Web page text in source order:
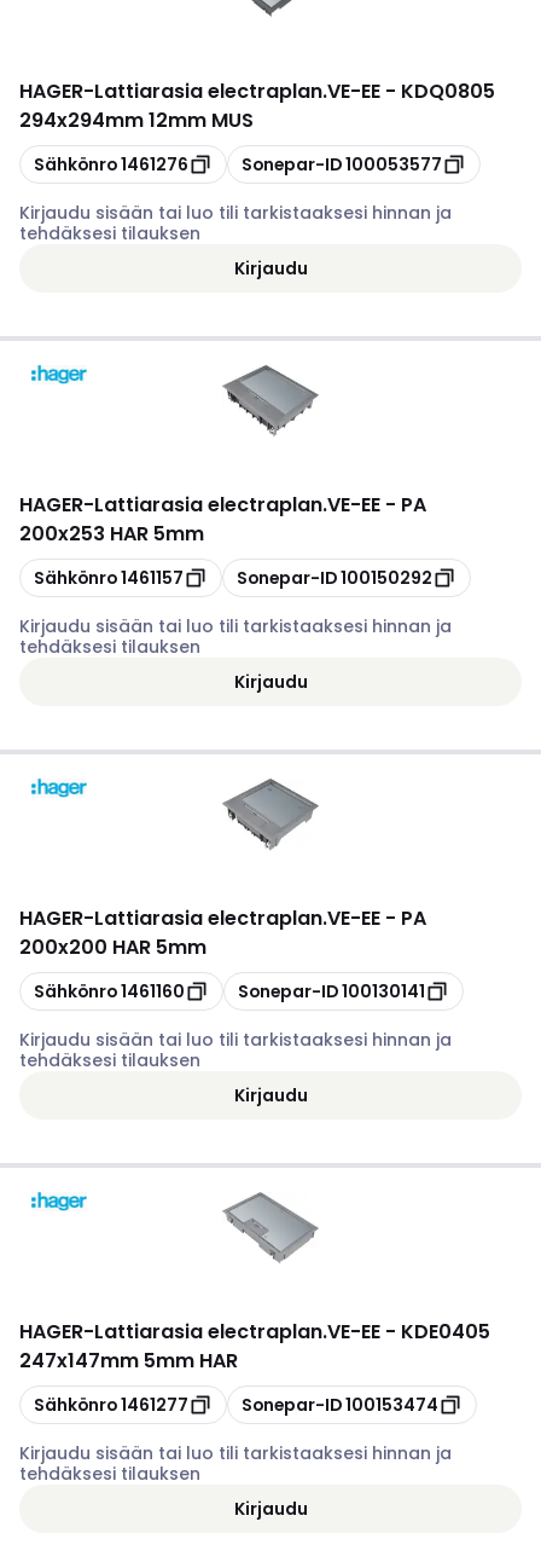
HAGER-Lattiarasia electraplan.VE-EE - KDQ0805
294x294mm 12mm MUS
Kopioi
Sähkönro1461276 Kopioi
Sonepar-ID100053577
Kirjaudu sisään tai luo tili tarkistaaksesi hinnan ja
tehdäksesi tilauksen
Kirjaudu
HAGER-Lattiarasia electraplan.VE-EE - PA
200x253 HAR 5mm
Kopioi
Sähkönro1461157 Kopioi
Sonepar-ID100150292
Kirjaudu sisään tai luo tili tarkistaaksesi hinnan ja
tehdäksesi tilauksen
Kirjaudu
HAGER-Lattiarasia electraplan.VE-EE - PA
200x200 HAR 5mm
Kopioi
Sähkönro1461160 Kopioi
Sonepar-ID100130141
Kirjaudu sisään tai luo tili tarkistaaksesi hinnan ja
tehdäksesi tilauksen
Kirjaudu
HAGER-Lattiarasia electraplan.VE-EE - KDE0405
247x147mm 5mm HAR
Kopioi
Sähkönro1461277 Kopioi
Sonepar-ID100153474
Kirjaudu sisään tai luo tili tarkistaaksesi hinnan ja
tehdäksesi tilauksen
Kirjaudu